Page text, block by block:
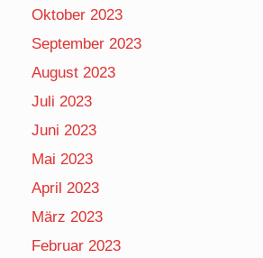
Oktober 2023
September 2023
August 2023
Juli 2023
Juni 2023
Mai 2023
April 2023
März 2023
Februar 2023